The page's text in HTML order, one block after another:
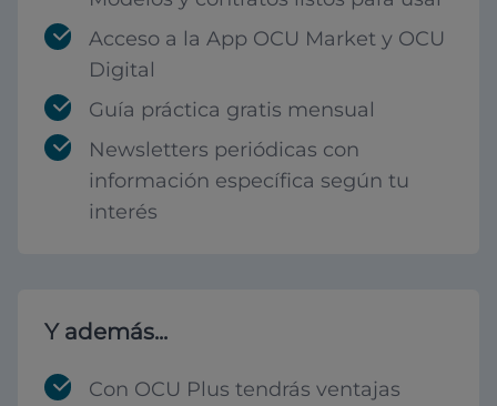
Acceso a la App OCU Market y OCU
Digital
Guía práctica gratis mensual
Newsletters periódicas con
información específica según tu
interés
Y además...
Con OCU Plus tendrás ventajas